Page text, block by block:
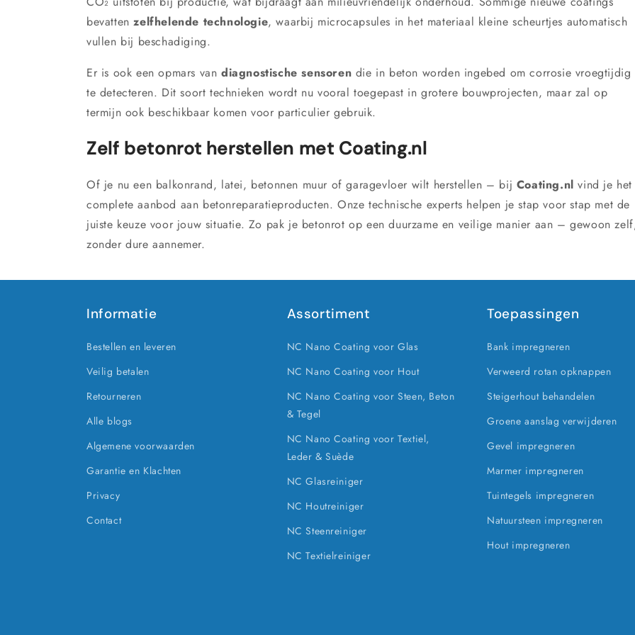
bevattenzelfhelende technologie, waarbij microcapsules in het materiaal kleine scheurtjes automatisch
vullen bij beschadiging.
Er is ook een opmars van diagnostische sensoren die in beton worden ingebed om corrosie vroegtijdig
te detecteren. Dit soort technieken wordt nu vooral toegepast in grotere bouwprojecten, maar zal op
termijn ook beschikbaar komen voor particulier gebruik.
Zelf betonrot herstellen met Coating.nl
Of je nu een balkonrand, latei, betonnen muur of garagevloer wilt herstellen – bij Coating.nl vind je het
complete aanbod aan betonreparatieproducten. Onze technische experts helpen je stap voor stap met de
juiste keuze voor jouw situatie. Zo pak je betonrot op een duurzame en veilige manier aan – gewoon
zonder dure aannemer.
Informatie
Bestellen en leveren
Veilig betalen
Retourneren
Alle blogs
Algemene voorwaarden
Garantie en Klachten
Privacy
Contact
Assortiment
NC Nano Coating voor Glas
NC Nano Coating voor Hout
NC Nano Coating voor Steen, Beton
& Tegel
NC Nano Coating voor Textiel,
Leder & Suède
NC Glasreiniger
NC Houtreiniger
NC Steenreiniger
NC Textielreiniger
Toepassingen
Bank impregneren
Verweerd rotan opknappen
Steigerhout behandelen
Groene aanslag verwijderen
Gevel impregneren
Marmer impregneren
Tuintegels impregneren
Natuursteen impregneren
Hout impregneren